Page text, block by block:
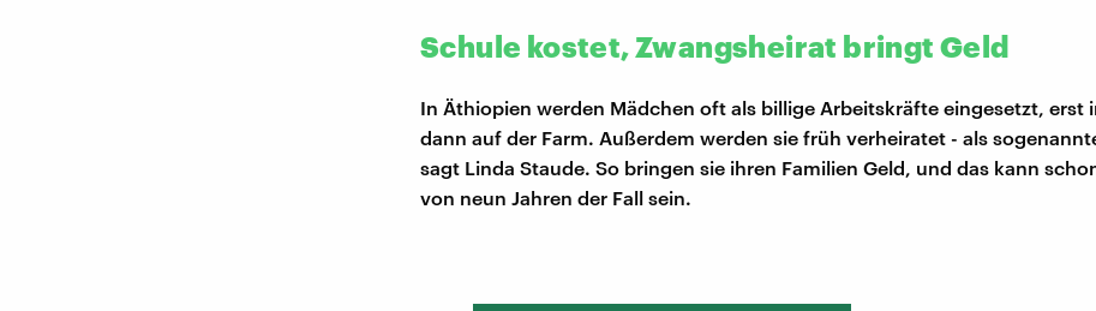
Schule kostet, Zwangsheirat bringt Geld
In Äthiopien werden Mädchen oft als billige Arbeitskräfte eingesetzt, erst
dann auf der Farm. Außerdem werden sie früh verheiratet - als
sagt Linda Staude. So bringen sie ihren Familien Geld, und das kann
von neun Jahren der Fall sein.